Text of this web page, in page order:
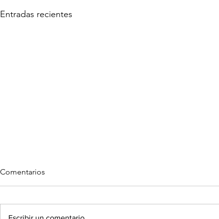
Entradas recientes
Comentarios